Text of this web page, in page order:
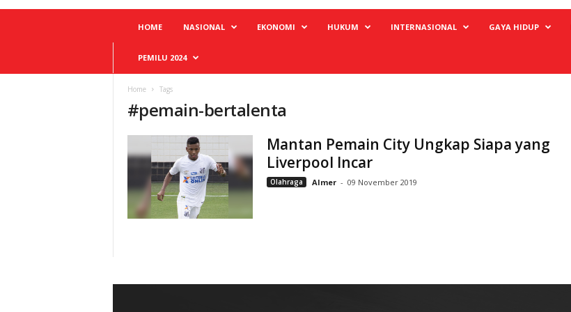
HOME NASIONAL EKONOMI HUKUM INTERNASIONAL GAYA HIDUP
PEMILU 2024
Home Tags
#pemain-bertalenta
Mantan Pemain City Ungkap Siapa yang
Liverpool Incar
Olahraga Almer - 09 November 2019